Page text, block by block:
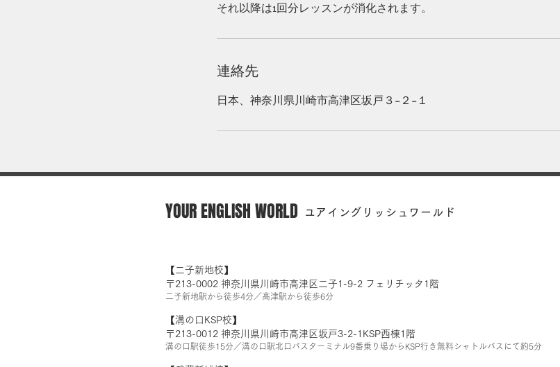
それ以降は1回分レッスンが消化されます。
連絡先
日本、神奈川県川崎市高津区坂戸３−２−１
YOUR ENGLISH WORLD ​ユアイングリッシュワールド
【二子新地校】
〒213-0002 神奈川県川崎市高津区二子1-9-2 フェリチッタ1階
​二子新地駅から徒歩4分／高津駅から徒歩6分
【溝の口KSP校】
〒213-0012 神奈川県川崎市高津区坂戸3-2-1KSP西棟1階
​溝の口駅徒歩15分／溝の口駅北口バスターミナル9番乗り場からKSP行き無料シャトルバスにて約5分